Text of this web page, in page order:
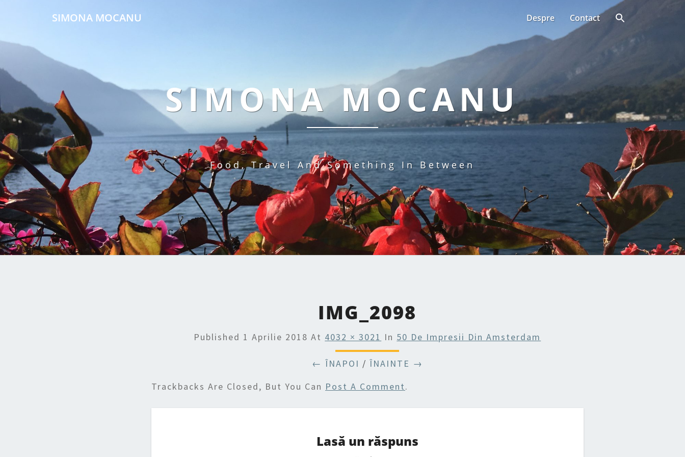
SIMONA MOCANU Despre Contact
SIMONA MOCANU
Food, Travel And Something In Between
IMG_2098
Published 1 Aprilie 2018 At 4032 × 3021 In 50 De Impresii Din Amsterdam
← ÎNAPOI / ÎNAINTE →
Trackbacks Are Closed, But You Can Post A Comment.
Lasă un răspuns